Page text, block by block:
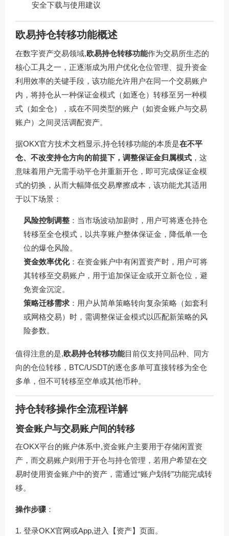
安全下载与使用建议
欧易持仓转移功能概述
在数字资产交易领域,欧易持仓转移功能作为交易所生态的
核心工具之一，正逐渐成为用户优化仓位管理、提升资金
利用效率的关键手段，该功能允许用户在同一个交易账户
内，将持仓从一种保证金模式（如逐仓）转移至另一种模
式（如全仓），或在不同类型的账户（如资金账户与交易
账户）之间灵活调配资产。
据OKX官方技术文档显示,持仓转移功能的本质是在不平
仓、不改变持仓方向的前提下，调整保证金归属模式 ，这
意味着用户无需手动平仓并重新开仓，即可完成保证金模
式的切换，从而大幅降低交易摩擦成本，该功能尤其适用
于以下场景：
风险控制调整 ：当市场波动加剧时，用户可将逐仓持仓
转移至全仓模式，以共享账户整体保证金，降低单一仓
位的爆仓风险。
资金效率优化：在资金账户中有闲置资产时，用户可将
其转移至交易账户，用于追加保证金或开立新仓位，避
免资金沉淀。
策略迁移需求 ：用户从简单策略转向复杂策略（如套利
或网格交易）时，需调整保证金模式以匹配新策略的风
险参数。
值得注意的是,欧易持仓转移功能目前仅支持同品种、同方
向的仓位转移，BTC/USDT的逐仓多单可直接转移为全仓
多单，但不可转移至空单或其他币种。
持仓转移操作全流程详解
资金账户与交易账户间的转移
在OKX平台的账户体系中,资金账户主要用于存储闲置资
产，而交易账户则用于开仓与持仓管理，若用户希望在交
易时使用资金账户中的资产，需通过“账户划转”功能完成转
移。
操作步骤 ：
登录OKX官网或App,进入【资产】页面。